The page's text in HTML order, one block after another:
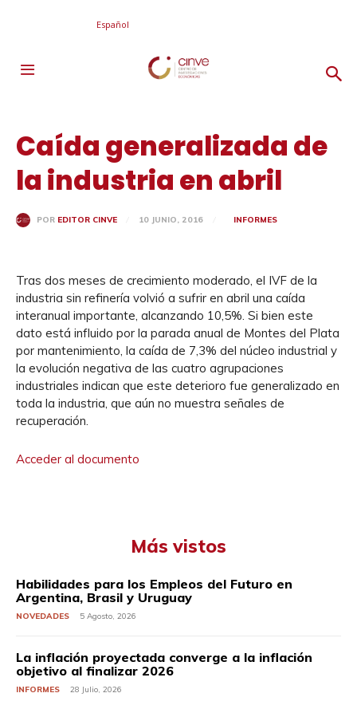
Español
Caída generalizada de
la industria en abril
POR EDITOR CINVE 10 JUNIO, 2016 INFORMES
Tras dos meses de crecimiento moderado, el IVF de la
industria sin refinería volvió a sufrir en abril una caída
interanual importante, alcanzando 10,5%. Si bien este
dato está influido por la parada anual de Montes del Plata
por mantenimiento, la caída de 7,3% del núcleo industrial y
la evolución negativa de las cuatro agrupaciones
industriales indican que este deterioro fue generalizado en
toda la industria, que aún no muestra señales de
recuperación.
Acceder al documento
Más vistos
Habilidades para los Empleos del Futuro en
Argentina, Brasil y Uruguay
NOVEDADES 5 Agosto, 2026
La inflación proyectada converge a la inflación
objetivo al finalizar 2026
INFORMES 28 Julio, 2026